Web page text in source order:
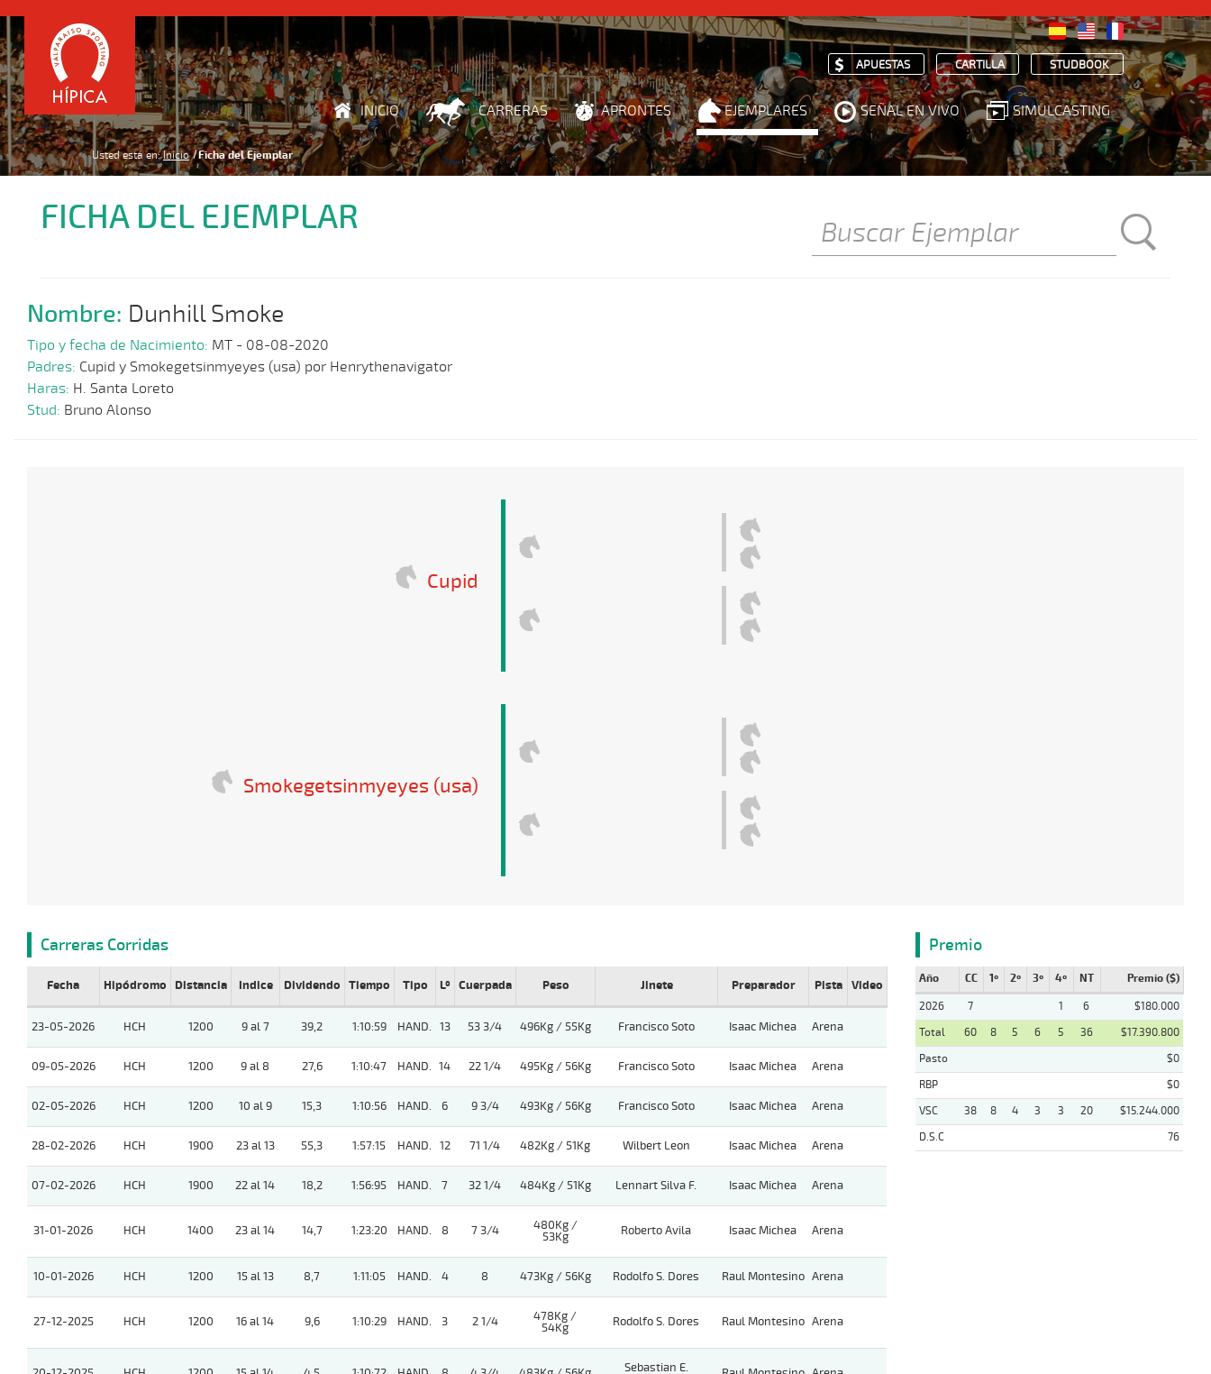
APUESTAS CARTILLA STUDBOOK
INICIO CARRERAS APRONTES EJEMPLARES SEÑAL EN VIVO SIMULCASTING
Usted está en: Inicio Ficha del Ejemplar
FICHA DEL EJEMPLAR
Nombre: Dunhill Smoke
Tipo y fecha de Nacimiento: MT - 08-08-2020
Padres: Cupid y Smokegetsinmyeyes (usa) por Henrythenavigator
Haras: H. Santa Loreto
Stud: Bruno Alonso
Cupid
Smokegetsinmyeyes (usa)
Carreras Corridas
Fecha Hipódromo Distancia Indice Dividendo Tiempo Tipo Lº Cuerpada Peso Jinete Preparador Pista Video
23-05-2026 HCH 1200 9 al 7 39,2 1:10:59 HAND. 13 53 3/4 496Kg / 55Kg Francisco Soto Isaac Michea Arena
09-05-2026 HCH 1200 9 al 8 27,6 1:10:47 HAND. 14 22 1/4 495Kg / 56Kg Francisco Soto Isaac Michea Arena
02-05-2026 HCH 1200 10 al 9 15,3 1:10:56 HAND. 6 9 3/4 493Kg / 56Kg Francisco Soto Isaac Michea Arena
28-02-2026 HCH 1900 23 al 13 55,3 1:57:15 HAND. 12 71 1/4 482Kg / 51Kg Wilbert Leon Isaac Michea Arena
07-02-2026 HCH 1900 22 al 14 18,2 1:56:95 HAND. 7 32 1/4 484Kg / 51Kg Lennart Silva F. Isaac Michea Arena
31-01-2026 HCH 1400 23 al 14 14,7 1:23:20 HAND. 8 7 3/4
480Kg /
53Kg
Roberto Avila Isaac Michea Arena
10-01-2026 HCH 1200 15 al 13 8,7 1:11:05 HAND. 4 8 473Kg / 56Kg Rodolfo S. Dores Raul Montesino Arena
27-12-2025 HCH 1200 16 al 14 9,6 1:10:29 HAND. 3 2 1/4
478Kg /
54Kg
Rodolfo S. Dores Raul Montesino Arena
Sebastian E.
Premio
Año CC 1º 2º 3º 4º NT Premio ($)
2026 7 1 6
$180.000
Total
60 8 5 6 5 36
$17.390.800
Pasto
$0
RBP
$0
VSC
38 8 4 3 3 20
$15.244.000
D.S.C
76